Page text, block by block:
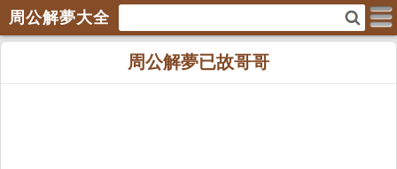
周公解夢大全
周公解夢已故哥哥